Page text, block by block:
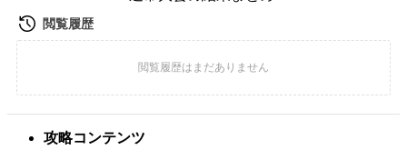
攻略コンテンツ